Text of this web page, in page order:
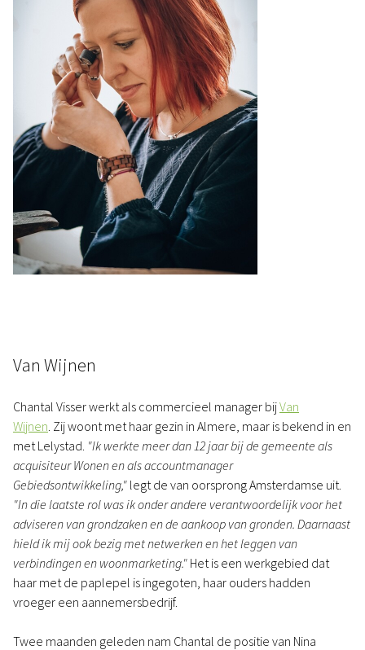
Van Wijnen
Chantal Visser werkt als commercieel manager bijVan
Wijnen . Zij woont met haar gezin in Almere, maar is bekend in en
met Lelystad. "Ik werkte meer dan 12 jaar bij de gemeente als
acquisiteur Wonen en als accountmanager
Gebiedsontwikkeling," legt de van oorsprong Amsterdamse uit.
"In die laatste rol was ik onder andere verantwoordelijk voor het
adviseren van grondzaken en de aankoop van gronden. Daarnaast
hield ik mij ook bezig met netwerken en het leggen van
verbindingen en woonmarketing." Het is een werkgebied dat
haar met de paplepel is ingegoten, haar ouders hadden
vroeger een aannemersbedrijf.
Twee maanden geleden nam Chantal de positie van Nina